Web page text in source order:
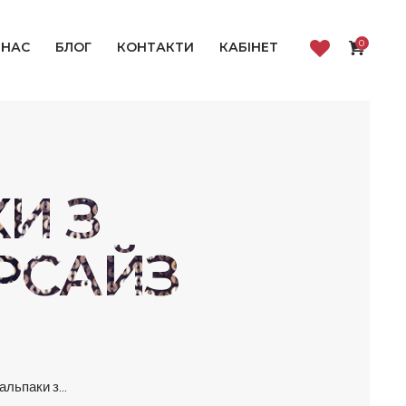
БЛОГ КОНТАКТИ КАБІНЕТ 0
З
з...